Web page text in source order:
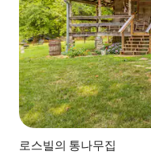
로스빌의 통나무집